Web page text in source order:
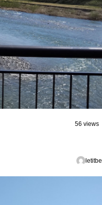
56 views
letitbe